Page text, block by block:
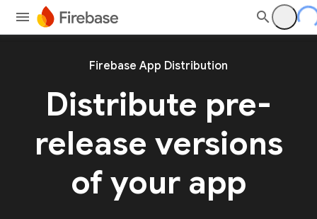
Firebase App Distribution
Distribute pre-
release versions
of your app